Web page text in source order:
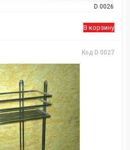
D 0026
В корзину
Код D 0027